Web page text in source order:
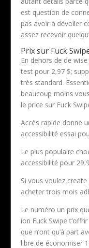
est question de
pas avoir à dévoiler
assez recevoir
Prix sur Fuck
En dehors de de
test pour 2,97 $;
très standard.
beaucoup moins
le price sur Fuck
Accès rapide donne
accessibilité essai
Le plus populaire
accessibilité pour
Si vous voulez
acheter trois mois
Le numéro un prix
ion Fuck Swipe
que n’ont qu’à part
libre de économiser